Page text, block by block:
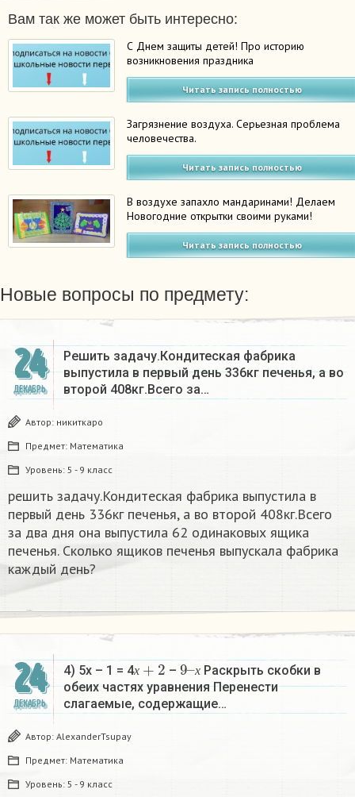
Вам так же может быть интересно:
С Днем защиты детей! Про историю
возникновения праздника
Читать запись полностью
Загрязнение воздуха. Серьезная проблема
человечества.
Читать запись полностью
В воздухе запахло мандаринами! Делаем
Новогодние открытки своими руками!
Читать запись полностью
Новые вопросы по предмету:
24
ДЕКАБРЬ
Решить задачу.Кондитеская фабрика
выпустила в первый день 336кг печенья, а во
второй 408кг.Всего за…
Автор: никиткаро
Предмет: Математика
Уровень: 5 - 9 класс
решить задачу.Кондитеская фабрика выпустила в
первый день 336кг печенья, а во второй 408кг.Всего
за два дня она выпустила 62 одинаковых ящика
печенья. Сколько ящиков печенья выпускала фабрика
каждый день?
24
ДЕКАБРЬ
4) 5х – 1 = 4х
х+2
– х
9–
х
Раскрыть скобки в
обеих частях уравнения Перенести
слагаемые, содержащие…
Автор: AlexanderTsupay
Предмет: Математика
Уровень: 5 - 9 класс